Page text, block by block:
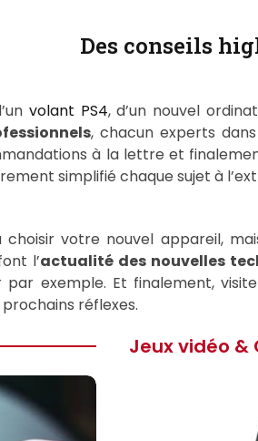
Des conseils
volant PS4, d’un nouvel
, chacun experts
à la lettre et
simplifié chaque sujet à
choisir votre nouvel appareil,
l’actualité des nouvelles
par exemple. Et finalement,
réflexes.
Jeux vidéo &